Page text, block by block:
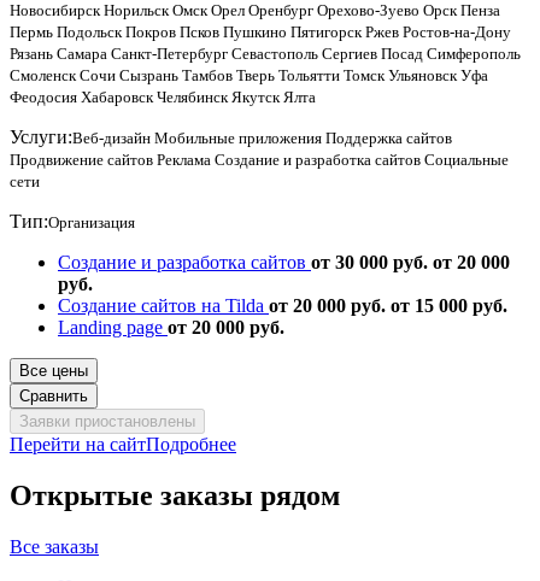
Новосибирск Норильск Омск Орел Оренбург Орехово-Зуево Орск Пенза
Пермь Подольск Покров Псков Пушкино Пятигорск Ржев Ростов-на-Дону
Рязань Самара Санкт-Петербург Севастополь Сергиев Посад Симферополь
Смоленск Сочи Сызрань Тамбов Тверь Тольятти Томск Ульяновск Уфа
Феодосия Хабаровск Челябинск Якутск Ялта
Услуги:Веб-дизайн Мобильные приложения Поддержка сайтов
Продвижение сайтов Реклама Создание и разработка сайтов Социальные
сети
Тип:Организация
Создание и разработка сайтов от 30 000 руб. от 20 000
руб.
Создание сайтов на Tilda от 20 000 руб. от 15 000 руб.
Landing page от 20 000 руб.
Все цены
Сравнить
Заявки приостановлены
Перейти на сайтПодробнее
Открытые заказы рядом
Все заказы